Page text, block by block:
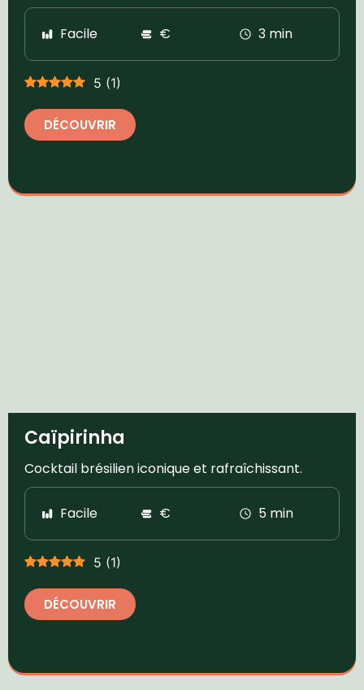
Facile € 3 min
5 (1)
DÉCOUVRIR
Caïpirinha
Cocktail brésilien iconique et rafraîchissant.
Facile € 5 min
5 (1)
DÉCOUVRIR